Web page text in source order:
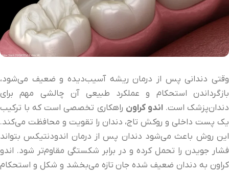
وقتی دندانی پس از درمان ریشه آسیب‌دیده و ضعیف می‌شود،
بازگرداندن استحکام و عملکرد طبیعی آن چالشی مهم برای
دندان‌پزشک است. اندو کراون راهکاری تخصصی است که با ترکیب
یک پست داخلی و روکش تاج، دندان را تقویت و محافظت می‌کند.
این روش باعث می‌شود دندان پس از درمان اندودنتیکس بتواند
فشار جویدن را تحمل کرده و در برابر شکستگی مقاوم‌تر شود. اندو
کراون به دندان ضعیف شده جان تازه می‌بخشد و شکل و استحکام